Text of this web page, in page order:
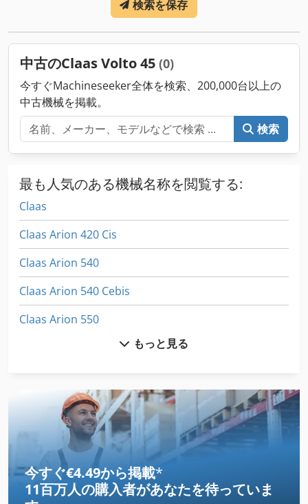
検索を保存
中古のClaas Volto 45 (0)
今すぐMachineseeker全体を検索、200,000台以上の
中古機械を掲載。
検索
最も人気のある機械名称を閲覧する:
Claas
Claas Arion 420 Cis
Claas Arion 540
Claas Arion 540 Cebis
Claas Arion 550
Claas Arion 550 Cebis
Claas Arion 640
Claas Arion 650 Cebis
Claas Axion 850
Claas Axos 340 C
もっと見る
今すぐ€4.49から掲載*
11百万人の購入者があなたを待っていま